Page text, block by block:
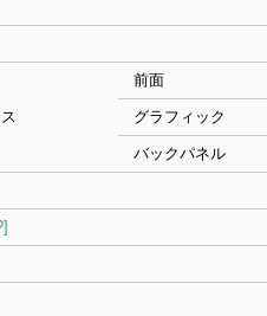
前面
グラフィック
バックパネル